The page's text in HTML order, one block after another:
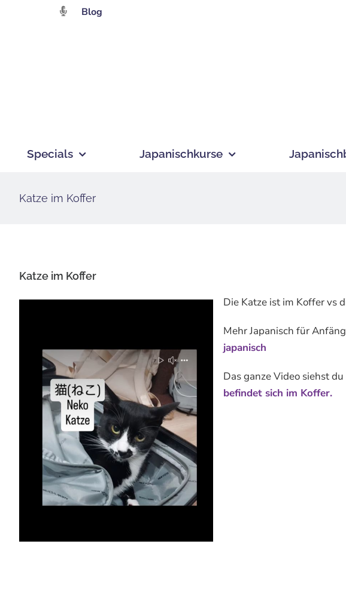
Blog
Specials Japanischkurse
Katze im Koffer
Katze im Koffer
Die Katze ist im Koffer vs
Mehr Japanisch für
japanisch
Das ganze Video siehst du
befindet sich im Koffer.